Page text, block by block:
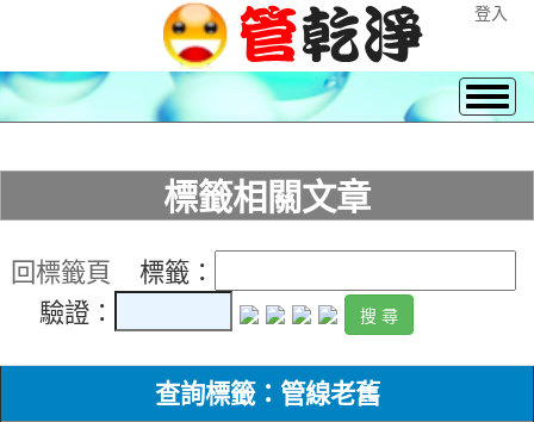
登入
標籤相關文章
回標籤頁 標籤：
驗證：
查詢標籤：管線老舊